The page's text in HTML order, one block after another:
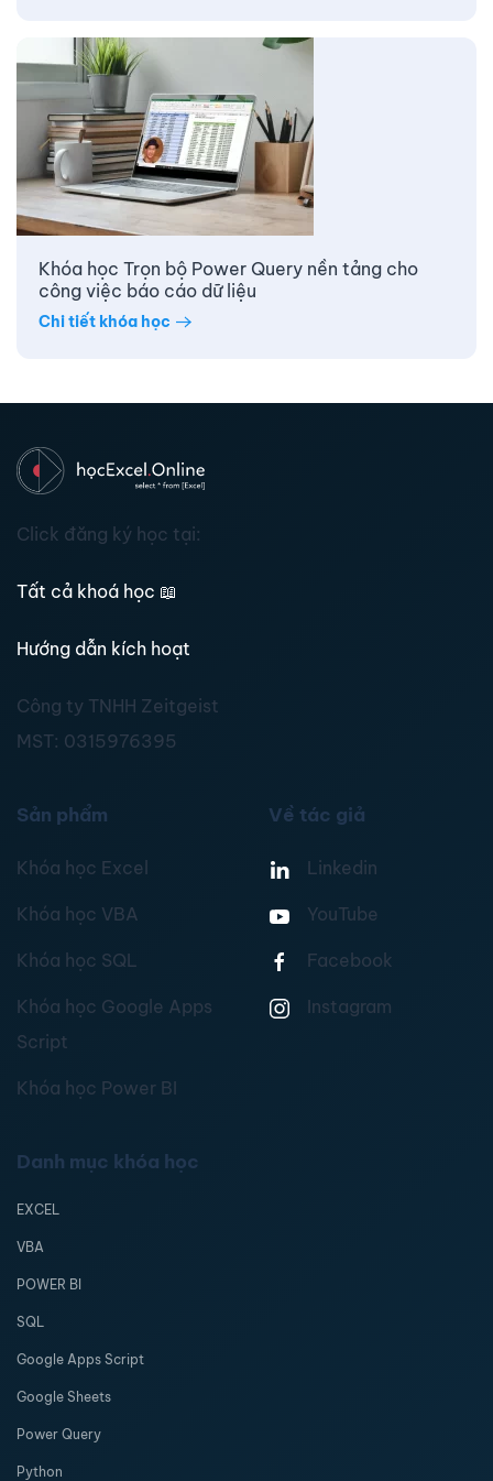
Khóa học Trọn bộ Power Query nền tảng cho
công việc báo cáo dữ liệu
Chi tiết khóa học
Click đăng ký học tại:
Tất cả khoá học 📖
Hướng dẫn kích hoạt
Công ty TNHH Zeitgeist
MST: 0315976395
Sản phẩm
Khóa học Excel
Khóa học VBA
Khóa học SQL
Khóa học Google Apps
Script
Khóa học Power BI
Về tác giả
Linkedin
YouTube
Facebook
Instagram
Danh mục khóa học
EXCEL
VBA
POWER BI
SQL
Google Apps Script
Google Sheets
Power Query
Python